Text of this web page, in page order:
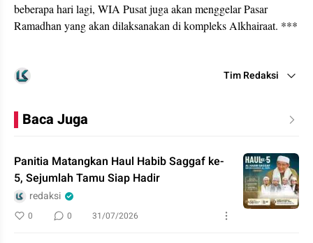
beberapa hari lagi, WIA Pusat juga akan menggelar Pasar
Ramadhan yang akan dilaksanakan di kompleks Alkhairaat. ***
Tim Redaksi
Baca Juga
Panitia Matangkan Haul Habib Saggaf ke-
5, Sejumlah Tamu Siap Hadir
redaksi
0 0 31/07/2026